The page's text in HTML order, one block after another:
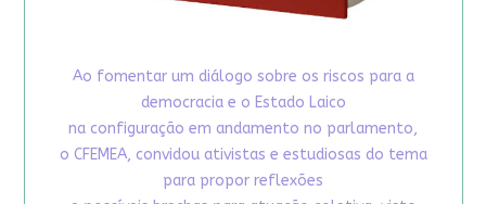
Ao fomentar um diálogo sobre os riscos para a
democracia e o Estado Laico
na configuração em andamento no parlamento,
o CFEMEA, convidou ativistas e estudiosas do tema
para propor reflexões